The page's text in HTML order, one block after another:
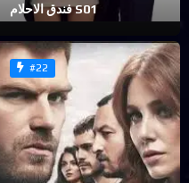
فندق الاحلام S01
#22